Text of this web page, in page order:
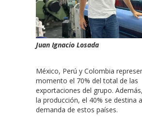
Juan Ignacio Losada
México, Perú y Colombia
momento el 70% del total de las
exportaciones del grupo.
la producción, el 40% se destina
demanda de estos países.